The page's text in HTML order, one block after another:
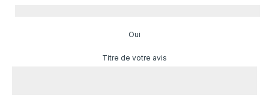
Oui
Titre de votre avis